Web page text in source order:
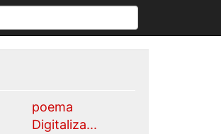
poema
Digitaliza...